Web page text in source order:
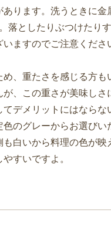
あります。洗うときに金
落としたりぶつけたり
いますのでご注意くださ
め、重たさを感じる方も
が、この重さが美味しさ
てデメリットにはならな
色のグレーからお選びい
も白いから料理の色が映
すいですよ。